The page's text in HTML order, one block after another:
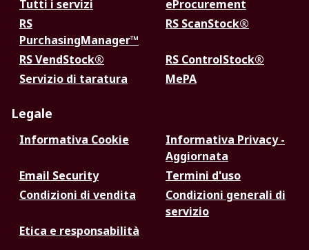
Tutti i servizi
eProcurement
RS
PurchasingManager™
RS ScanStock®
RS VendStock®
RS ControlStock®
Servizio di taratura
MePA
Legale
Informativa Cookie
Informativa Privacy -
Aggiornata
Email Security
Termini d'uso
Condizioni di vendita
Condizioni generali di
servizio
Etica e responsabilità